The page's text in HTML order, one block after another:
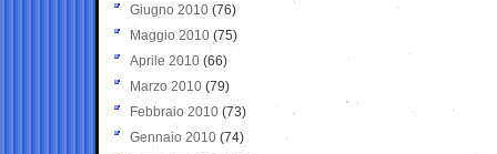
Giugno 2010 (76)
Maggio 2010 (75)
Aprile 2010 (66)
Marzo 2010 (79)
Febbraio 2010 (73)
Gennaio 2010 (74)